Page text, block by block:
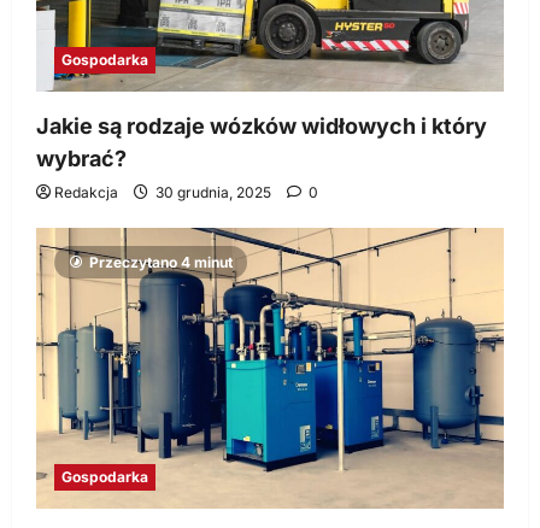
Gospodarka
Jakie są rodzaje wózków widłowych i który
wybrać?
Redakcja 30 grudnia, 2025 0
Przeczytano 4 minut
Gospodarka